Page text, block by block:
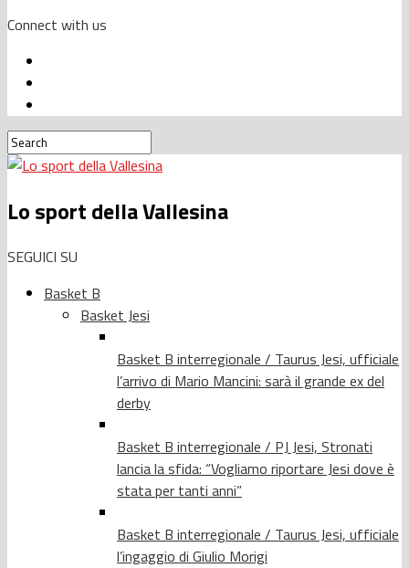
Connect with us
Lo sport della Vallesina
SEGUICI SU
Basket B
Basket Jesi
Basket B interregionale / Taurus Jesi, ufficiale
l’arrivo di Mario Mancini: sarà il grande ex del
derby
Basket B interregionale / PJ Jesi, Stronati
lancia la sfida: “Vogliamo riportare Jesi dove è
stata per tanti anni”
Basket B interregionale / Taurus Jesi, ufficiale
l’ingaggio di Giulio Morigi